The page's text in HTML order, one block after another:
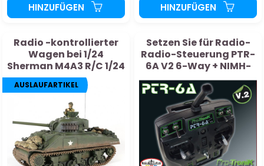
HINZUFÜGEN HINZUFÜGEN
Radio -kontrollierter
Wagen bei 1/24
Sherman M4A3 R/C 1/24
AUSLAUFARTIKEL
Setzen Sie für Radio-
Radio-Steuerung PTR-
6A V2 6-Way + NIMH-
Akku